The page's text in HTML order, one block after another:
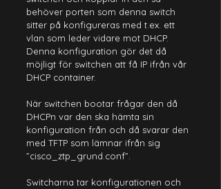
behöver porten som denna switch
sitter på konfigureras med t.ex. ett
vlan som leder vidare mot DHCP.
Denna konfiguration gör det då
möjligt för switchen att få IP ifrån vår
DHCP container.
När switchen bootar frågar den då
DHCPn var den ska hämta sin
konfiguration från och då svarar den
med TFTP som lämnar ifrån sig
”cisco_ztp_grund.conf”.
Switcharna tar konfigurationen och